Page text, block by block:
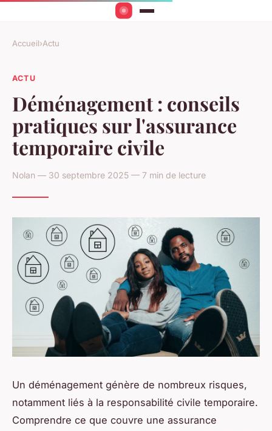
Accueil›Actu
ACTU
Déménagement : conseils
pratiques sur l'assurance
temporaire civile
Nolan — 30 septembre 2025 — 7 min de lecture
Un déménagement génère de nombreux risques,
notamment liés à la responsabilité civile temporaire.
Comprendre ce que couvre une assurance